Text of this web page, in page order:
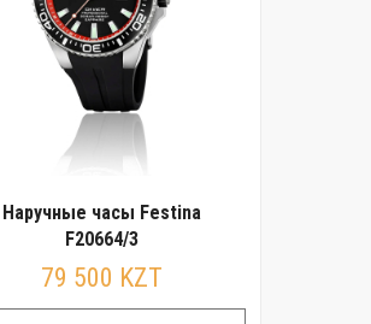
Наручные часы Festina
F20664/3
79 500 KZT